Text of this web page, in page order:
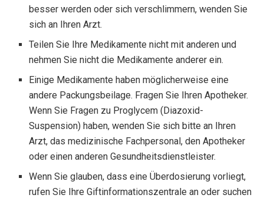
besser werden oder sich verschlimmern, wenden Sie
sich an Ihren Arzt.
Teilen Sie Ihre Medikamente nicht mit anderen und
nehmen Sie nicht die Medikamente anderer ein.
Einige Medikamente haben möglicherweise eine
andere Packungsbeilage. Fragen Sie Ihren Apotheker.
Wenn Sie Fragen zu Proglycem (Diazoxid-
Suspension) haben, wenden Sie sich bitte an Ihren
Arzt, das medizinische Fachpersonal, den Apotheker
oder einen anderen Gesundheitsdienstleister.
Wenn Sie glauben, dass eine Überdosierung vorliegt,
rufen Sie Ihre Giftinformationszentrale an oder suchen